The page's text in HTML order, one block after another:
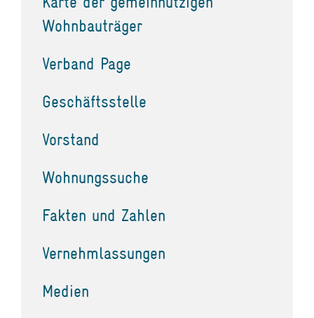
Wohnbauträger
Verband Page
Geschäftsstelle
Vorstand
Wohnungssuche
Fakten und Zahlen
Vernehmlassungen
Medien